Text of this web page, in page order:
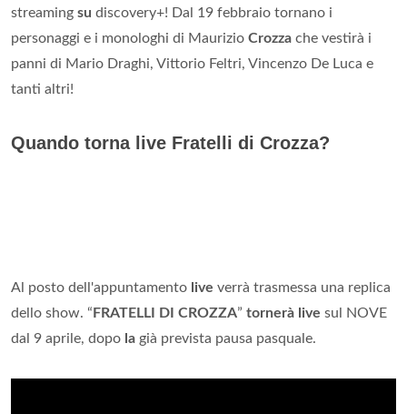
streaming su discovery+! Dal 19 febbraio tornano i
personaggi e i monologhi di Maurizio Crozza che vestirà i
panni di Mario Draghi, Vittorio Feltri, Vincenzo De Luca e
tanti altri!
Quando torna live Fratelli di Crozza?
Al posto dell'appuntamento live verrà trasmessa una replica
dello show. “ FRATELLI DI CROZZA” tornerà live sul NOVE
dal 9 aprile, dopo la già prevista pausa pasquale.